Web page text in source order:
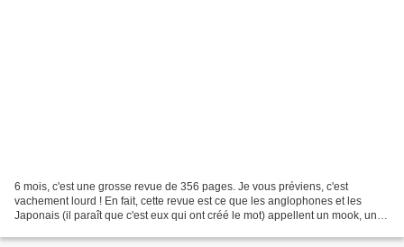
6 mois, c'est une grosse revue de 356 pages. Je vous préviens, c'est
vachement lourd ! En fait, cette revue est ce que les anglophones et les
Japonais (il paraît que c'est eux qui ont créé le mot) appellent un mook, un